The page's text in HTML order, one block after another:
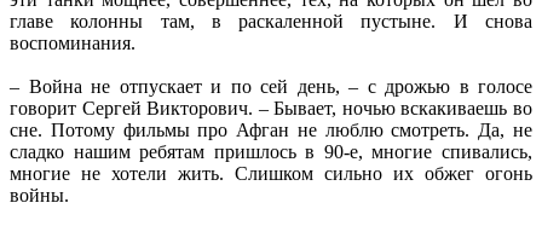
главе колонны там, в раскаленной пустыне. И снова
воспоминания.
– Война не отпускает и по сей день, – с дрожью в голосе
говорит Сергей Викторович. – Бывает, ночью вскакиваешь во
сне. Потому фильмы про Афган не люблю смотреть. Да, не
сладко нашим ребятам пришлось в 90-е, многие спивались,
многие не хотели жить. Слишком сильно их обжег огонь
войны.